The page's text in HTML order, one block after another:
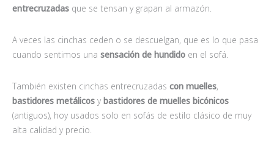
entrecruzadas que se tensan y grapan al armazón.
A veces las cinchas ceden o se descuelgan, que es lo que pasa
cuando sentimos una sensación de hundido en el sofá.
También existen cinchas entrecruzadas con muelles,
bastidores metálicos y bastidores de muelles bicónicos
(antiguos), hoy usados solo en sofás de estilo clásico de muy
alta calidad y precio.